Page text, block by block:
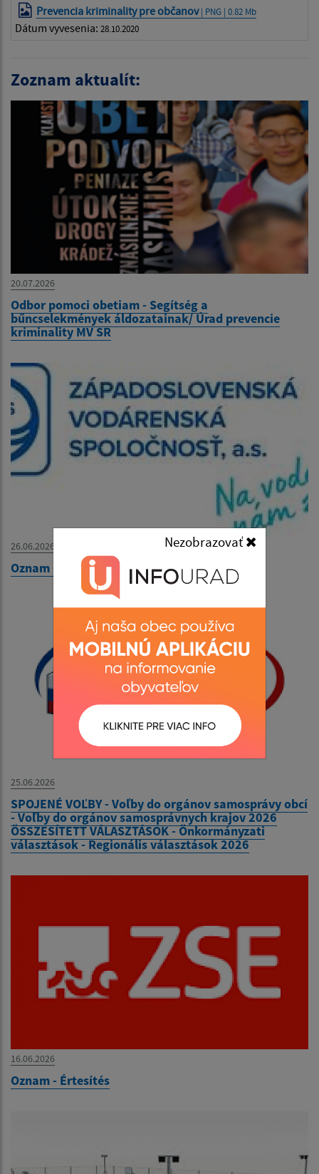
Nezobrazovať
Prevencia kriminality pre občanov| PNG | 0.82 Mb
Dátum vyvesenia: 28.10.2020
Zoznam aktualít:
20.07.2026
Odbor pomoci obetiam - Segítség a
bűncselekmények áldozatainak/ Úrad prevencie
kriminality MV SR
26.06.2026
Oznam - Értesítés
25.06.2026
SPOJENÉ VOĽBY - Voľby do orgánov samosprávy obcí
- Voľby do orgánov samosprávnych krajov 2026
ÖSSZESÍTETT VÁLASZTÁSOK - Önkormányzati
választások - Regionális választások 2026
16.06.2026
Oznam - Értesítés